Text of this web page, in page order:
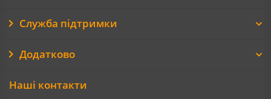
Служба підтримки
Додатково
Наші контакти